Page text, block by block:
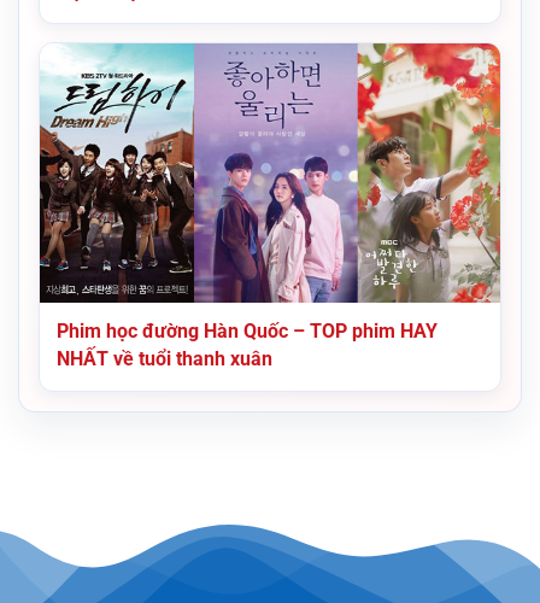
Phim học đường Hàn Quốc – TOP phim HAY
NHẤT về tuổi thanh xuân